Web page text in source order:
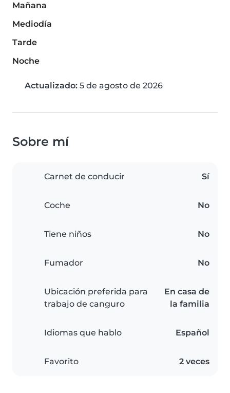
Mañana
Mediodía
Tarde
Noche
Actualizado: 5 de agosto de 2026
Sobre mí
Carnet de conducir Sí
Coche No
Tiene niños No
Fumador No
Ubicación preferida para
trabajo de canguro
En casa de
la familia
Idiomas que hablo Español
Favorito 2 veces